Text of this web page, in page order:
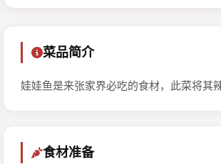
菜品简介
娃娃鱼是来张家界必吃的食材，此菜将其
食材准备